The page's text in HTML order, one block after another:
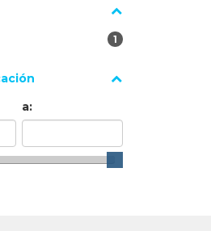
1 resultados
1
a: